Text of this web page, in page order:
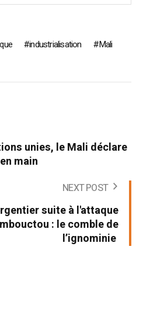
industrialisation
Mali
unies, le Mali déclare
main
NEXT POST
suite à l'attaque
: le comble de
l’ignominie